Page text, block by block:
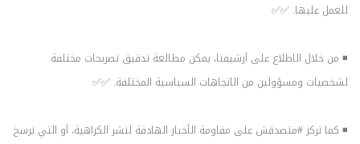
للعمل عليها. ✅✅
◾️ من خلال الاطلاع على أرشيفنا، يمكن مطالعة تدقيق تصريحات مختلفة
لشخصيات ومسؤولين من الاتجاهات السياسية المختلفة. ✅✅
◾️ كما تركز#متصدقش على مقاومة الأخبار الهادفة لنشر الكراهية، أو التي ترسخ